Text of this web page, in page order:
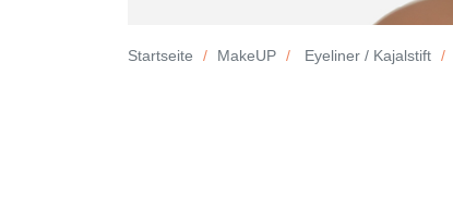
Startseite MakeUP Eyeliner / Kajalstift